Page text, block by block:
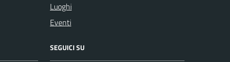
Luoghi
Eventi
SEGUICI SU